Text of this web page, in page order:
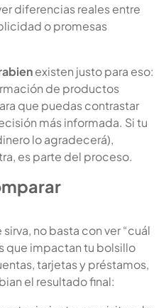
diferencias reales entre
o promesas
existen justo para eso:
de productos
que puedas contrastar
más informada. Si tu
lo agradecerá),
es parte del proceso.
no basta con ver “cuál
que impactan tu bolsillo
tarjetas y préstamos,
el resultado final: